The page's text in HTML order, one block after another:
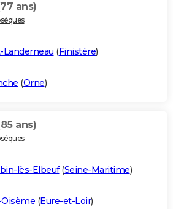
ans)
Landerneau (Finistère)
(Orne)
ans)
lès-Elbeuf(Seine-Maritime)
Oisème (Eure-et-Loir)